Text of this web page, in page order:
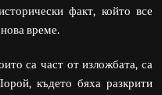
факт, който все
време.
са част от изложбата, са
където бяха разкрити